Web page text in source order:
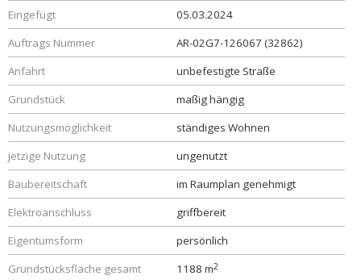
Eingefügt
05.03.2024
Auftrags Nummer
AR-02G7-126067 (32862)
Anfahrt
unbefestigte Straße
Grundstück
maßig hängig
Nutzungsmöglichkeit
ständiges Wohnen
jetzige Nutzung
ungenutzt
Baubereitschaft
im Raumplan genehmigt
Elektroanschluss
griffbereit
Eigentumsform
persönlich
Grundstücksfläche gesamt
1188 m2